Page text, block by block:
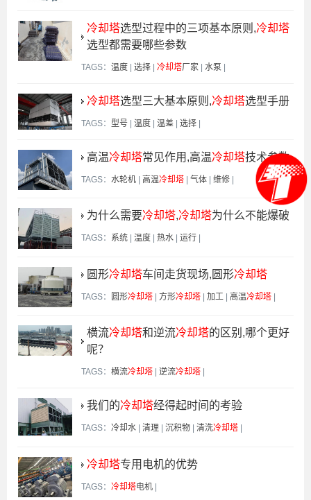
冷却塔选型过程中的三项基本原则,冷却塔
选型都需要哪些参数
TAGS： 温度 | 选择 | 冷却塔厂家 | 水泵 |
冷却塔选型三大基本原则,冷却塔选型手册
TAGS： 型号 | 温度 | 温差 | 选择 |
高温冷却塔常见作用,高温冷却塔技术参数
TAGS： 水轮机 | 高温冷却塔 | 气体 | 维修 |
为什么需要冷却塔,冷却塔为什么不能爆破
TAGS： 系统 温度 热水 运行
圆形冷却塔车间走货现场,圆形冷却塔
TAGS： 圆形冷却塔 | 方形冷却塔 | 加工 | 高温冷却塔 |
横流冷却塔和逆流冷却塔的区别,哪个更好
呢？
TAGS： 横流冷却塔 逆流冷却塔
我们的冷却塔经得起时间的考验
TAGS： 冷却水 清理 沉积物 清洗冷却塔
冷却塔专用电机的优势
TAGS： 冷却塔电机 |